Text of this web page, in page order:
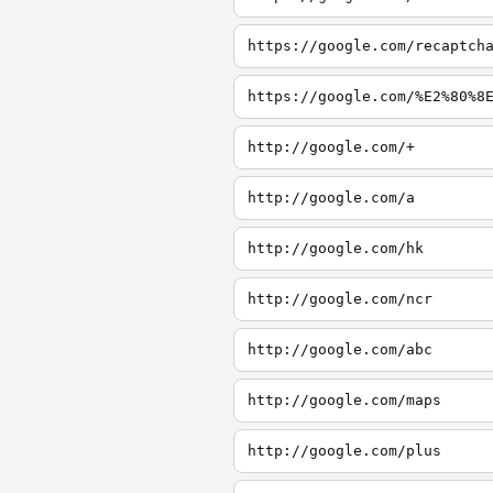
https://google.com/recaptcha
https://google.com/%E2%80%8E
http://google.com/+
http://google.com/a
http://google.com/hk
http://google.com/ncr
http://google.com/abc
http://google.com/maps
http://google.com/plus